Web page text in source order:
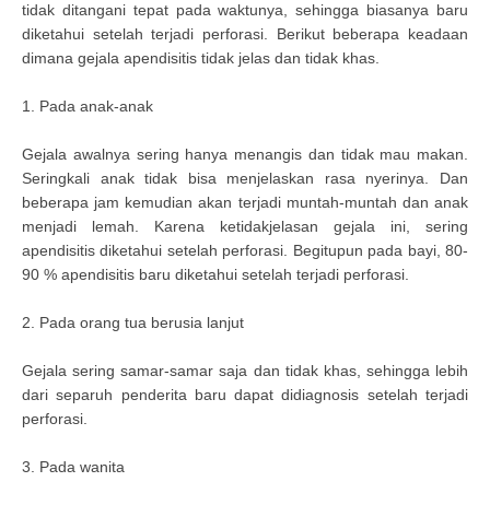
tidak ditangani tepat pada waktunya, sehingga biasanya baru
diketahui setelah terjadi perforasi. Berikut beberapa keadaan
dimana gejala apendisitis tidak jelas dan tidak khas.
1. Pada anak-anak
Gejala awalnya sering hanya menangis dan tidak mau makan.
Seringkali anak tidak bisa menjelaskan rasa nyerinya. Dan
beberapa jam kemudian akan terjadi muntah-muntah dan anak
menjadi lemah. Karena ketidakjelasan gejala ini, sering
apendisitis diketahui setelah perforasi. Begitupun pada bayi, 80-
90 % apendisitis baru diketahui setelah terjadi perforasi.
2. Pada orang tua berusia lanjut
Gejala sering samar-samar saja dan tidak khas, sehingga lebih
dari separuh penderita baru dapat didiagnosis setelah terjadi
perforasi.
3. Pada wanita